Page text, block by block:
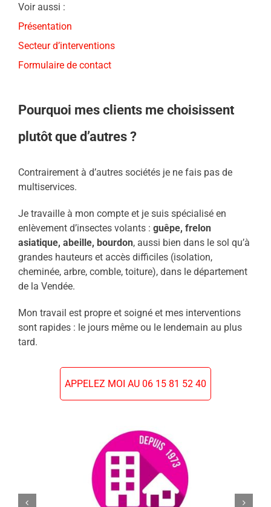
Voir aussi :
Présentation
Secteur d’interventions
Formulaire de contact
Pourquoi mes clients me choisissent
plutôt que d’autres ?
Contrairement à d’autres sociétés je ne fais pas de
multiservices.
Je travaille à mon compte et je suis spécialisé en
enlèvement d’insectes volants : guêpe, frelon
asiatique, abeille, bourdon, aussi bien dans le sol qu’à
grandes hauteurs et accès difficiles (isolation,
cheminée, arbre, comble, toiture), dans le département
de la Vendée.
Mon travail est propre et soigné et mes interventions
sont rapides : le jours même ou le lendemain au plus
tard.
APPELEZ MOI AU 06 15 81 52 40